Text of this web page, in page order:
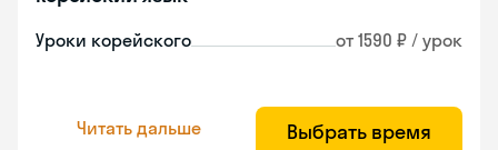
Уроки корейского от 1590 ₽ / урок
Читать дальше Выбрать время